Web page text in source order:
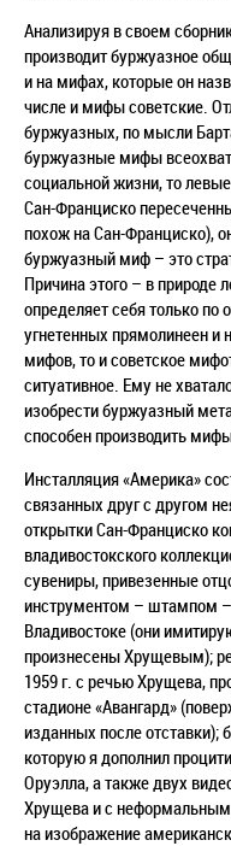
Анализируя в своем
производит буржуазное
и на мифах, которые он
числе и мифы советские.
буржуазных, по мысли
буржуазные мифы
социальной жизни, то
Сан-Франциско
похож на Сан-Франциско),
буржуазный миф – это
Причина этого – в природе
определяет себя только
угнетенных прямолинеен и
мифов, то и советское
ситуативное. Ему не
изобрести буржуазный
способен производить
Инсталляция «Америка»
связанных друг с другом
открытки Сан-Франциско
владивостокского
сувениры, привезенные
инструментом – штампом
Владивостоке (они
произнесены Хрущевым);
1959 г. с речью Хрущева,
стадионе «Авангард»
изданных после
которую я дополнил
Оруэлла, а также двух
Хрущева и с
на изображение